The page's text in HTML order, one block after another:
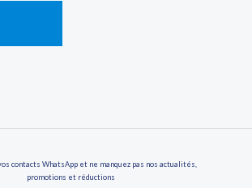
contacts WhatsApp et ne manquez pas nos actualités,
promotions et réductions